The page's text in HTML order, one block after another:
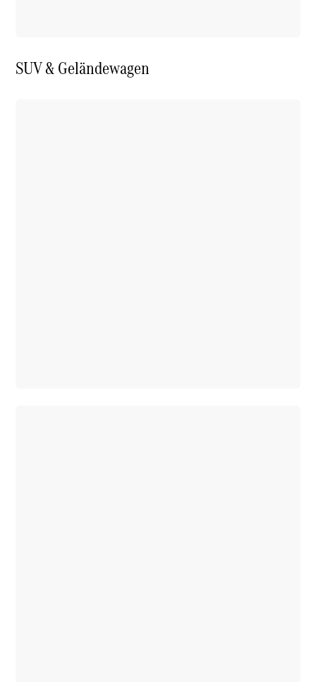
SUV & Geländewagen